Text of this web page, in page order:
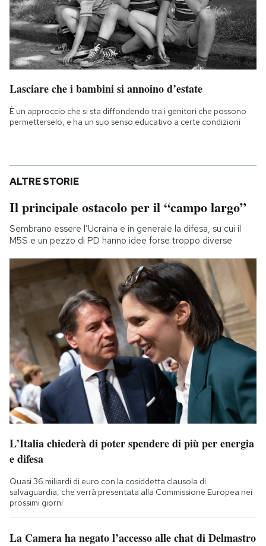
Lasciare che i bambini si annoino d’estate
È un approccio che si sta diffondendo tra i genitori che possono
permetterselo, e ha un suo senso educativo a certe condizioni
ALTRE STORIE
Il principale ostacolo per il “campo largo”
Sembrano essere l’Ucraina e in generale la difesa, su cui il
M5S e un pezzo di PD hanno idee forse troppo diverse
L’Italia chiederà di poter spendere di più per energia
e difesa
Quasi 36 miliardi di euro con la cosiddetta clausola di
salvaguardia, che verrà presentata alla Commissione Europea nei
prossimi giorni
La Camera ha negato l’accesso alle chat di Delmastro